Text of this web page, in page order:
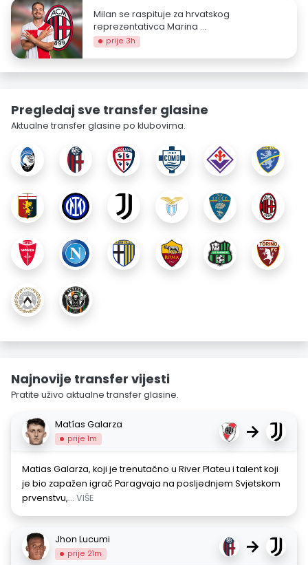
Milan se raspituje za hrvatskog
reprezentativca Marina ...
prije 3h
Pregledaj sve transfer glasine
Aktualne transfer glasine po klubovima.
Najnovije transfer vijesti
Pratite uživo aktualne transfer glasine.
Matías Galarza
prije 1m →
Matias Galarza, koji je trenutačno u River Plateu i talent koji
je bio zapažen igrač Paragvaja na posljednjem Svjetskom
prvenstvu,... VIŠE
Jhon Lucumi
prije 21m →